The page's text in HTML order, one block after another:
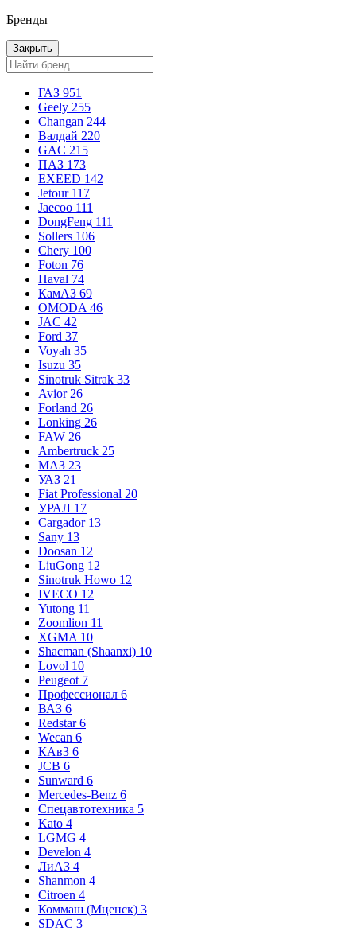
Бренды
Закрыть
ГАЗ 951
Geely 255
Changan 244
Валдай 220
GAC 215
ПАЗ 173
EXEED 142
Jetour 117
Jaecoo 111
DongFeng 111
Sollers 106
Chery 100
Foton 76
Haval 74
КамАЗ 69
OMODA 46
JAC 42
Ford 37
Voyah 35
Isuzu 35
Sinotruk Sitrak 33
Avior 26
Forland 26
Lonking 26
FAW 26
Ambertruck 25
МАЗ 23
УАЗ 21
Fiat Professional 20
УРАЛ 17
Cargador 13
Sany 13
Doosan 12
LiuGong 12
Sinotruk Howo 12
IVECO 12
Yutong 11
Zoomlion 11
XGMA 10
Shacman (Shaanxi) 10
Lovol 10
Peugeot 7
Профессионал 6
ВАЗ 6
Redstar 6
Wecan 6
КАвЗ 6
JCB 6
Sunward 6
Mercedes-Benz 6
Спецавтотехника 5
Kato 4
LGMG 4
Develon 4
ЛиАЗ 4
Shanmon 4
Citroen 4
Коммаш (Мценск) 3
SDAC 3